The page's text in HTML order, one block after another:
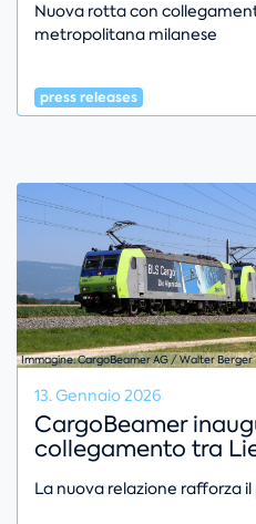
Nuova rotta con
metropolitana milanese
press releases
Immagine: CargoBeamer AG / Walter Berger
13. Gennaio 2026
CargoBeamer
collegamento tra
La nuova relazione rafforza